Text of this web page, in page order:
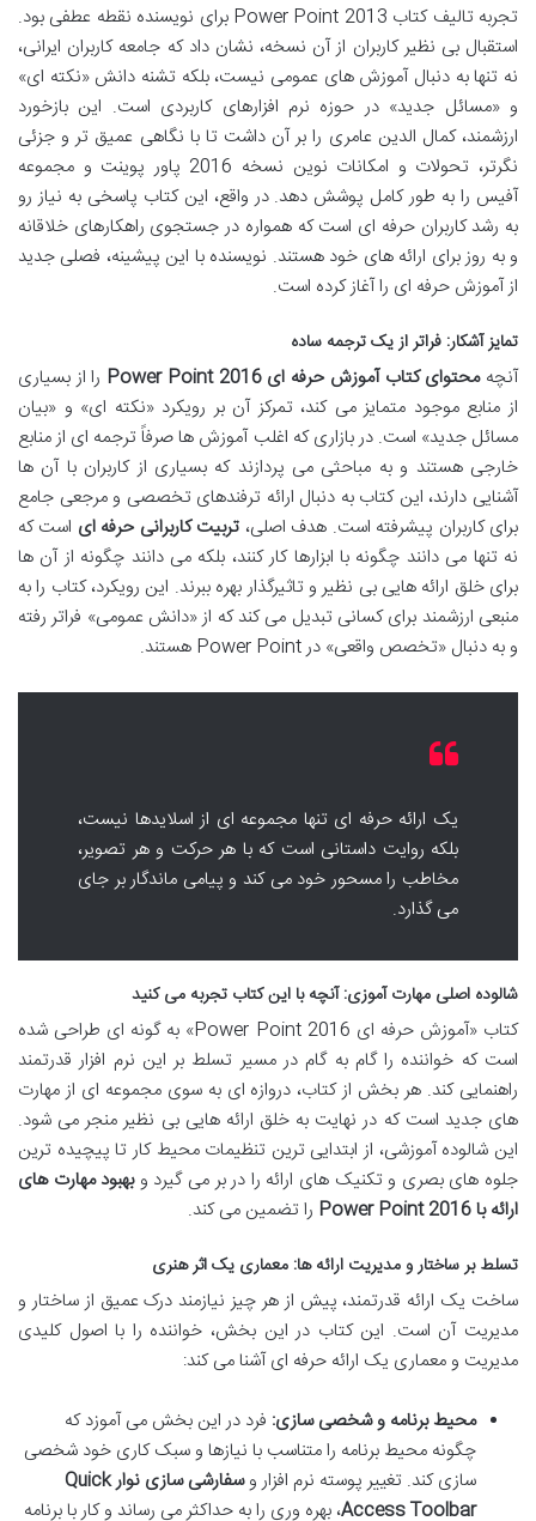
تجربه تالیف کتاب Power Point 2013 برای نویسنده نقطه عطفی بود.
استقبال بی نظیر کاربران از آن نسخه، نشان داد که جامعه کاربران ایرانی،
نه تنها به دنبال آموزش های عمومی نیست، بلکه تشنه دانش «نکته ای»
و «مسائل جدید» در حوزه نرم افزارهای کاربردی است. این بازخورد
ارزشمند، کمال الدین عامری را بر آن داشت تا با نگاهی عمیق تر و جزئی
نگرتر، تحولات و امکانات نوین نسخه 2016 پاور پوینت و مجموعه
آفیس را به طور کامل پوشش دهد. در واقع، این کتاب پاسخی به نیاز رو
به رشد کاربران حرفه ای است که همواره در جستجوی راهکارهای خلاقانه
و به روز برای ارائه های خود هستند. نویسنده با این پیشینه، فصلی جدید
از آموزش حرفه ای را آغاز کرده است.
تمایز آشکار: فراتر از یک ترجمه ساده
آنچهمحتوای کتاب آموزش حرفه ای Power Point 2016
را از بسیاری
از منابع موجود متمایز می کند، تمرکز آن بر رویکرد «نکته ای» و «بیان
مسائل جدید» است. در بازاری که اغلب آموزش ها صرفاً ترجمه ای از منابع
خارجی هستند و به مباحثی می پردازند که بسیاری از کاربران با آن ها
آشنایی دارند، این کتاب به دنبال ارائه ترفندهای تخصصی و مرجعی جامع
برای کاربران پیشرفته است. هدف اصلی، تربیت کاربرانی حرفه ای است که
نه تنها می دانند چگونه با ابزارها کار کنند، بلکه می دانند چگونه از آن ها
برای خلق ارائه هایی بی نظیر و تاثیرگذار بهره ببرند. این رویکرد، کتاب را به
منبعی ارزشمند برای کسانی تبدیل می کند که از «دانش عمومی» فراتر رفته
و به دنبال «تخصص واقعی» در Power Point هستند.
یک ارائه حرفه ای تنها مجموعه ای از اسلایدها نیست،
بلکه روایت داستانی است که با هر حرکت و هر تصویر،
مخاطب را مسحور خود می کند و پیامی ماندگار بر جای
می گذارد.
شالوده اصلی مهارت آموزی: آنچه با این کتاب تجربه می کنید
کتاب «آموزش حرفه ای Power Point 2016» به گونه ای طراحی شده
است که خواننده را گام به گام در مسیر تسلط بر این نرم افزار قدرتمند
راهنمایی کند. هر بخش از کتاب، دروازه ای به سوی مجموعه ای از مهارت
های جدید است که در نهایت به خلق ارائه هایی بی نظیر منجر می شود.
این شالوده آموزشی، از ابتدایی ترین تنظیمات محیط کار تا پیچیده ترین
جلوه های بصری و تکنیک های ارائه را در بر می گیرد وبهبود مهارت های
ارائه با Power Point 2016
را تضمین می کند.
تسلط بر ساختار و مدیریت ارائه ها: معماری یک اثر هنری
ساخت یک ارائه قدرتمند، پیش از هر چیز نیازمند درک عمیق از ساختار و
مدیریت آن است. این کتاب در این بخش، خواننده را با اصول کلیدی
مدیریت و معماری یک ارائه حرفه ای آشنا می کند:
محیط برنامه و شخصی سازی: فرد در این بخش می آموزد که
چگونه محیط برنامه را متناسب با نیازها و سبک کاری خود شخصی
سازی کند. تغییر پوسته نرم افزار و
سفارشی سازی نوار Quick
Access Toolbar، بهره وری را به حداکثر می رساند و کار با برنامه